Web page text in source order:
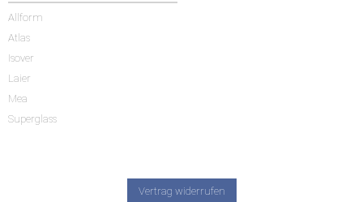
Allform
Atlas
Isover
Laier
Mea
Superglass
Vertrag widerrufen